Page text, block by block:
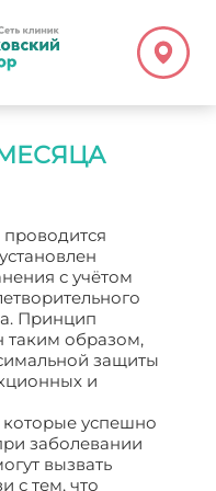
с учётом
Принцип
таким образом,
защиты
и
успешно
заболевании
вызвать
с тем, что